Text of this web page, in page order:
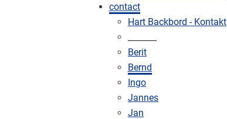
contact
Hart Backbord - Kontakt
Berit
Bernd
Ingo
Jannes
Jan